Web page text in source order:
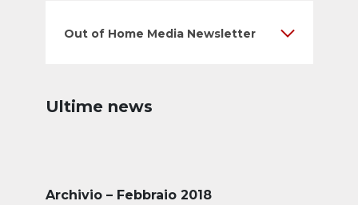
Out of Home Media Newsletter
Ultime news
Archivio – Febbraio 2018